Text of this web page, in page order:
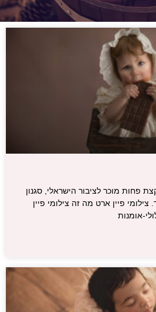
פחות מוכר לציבור הישראלי, סגנון
צילומי פיין ארט מה זה צילומי פיין
אומנות